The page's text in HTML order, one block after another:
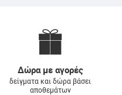
Δώρα με αγορές
δείγματα και δώρα βάσει
αποθεμάτων